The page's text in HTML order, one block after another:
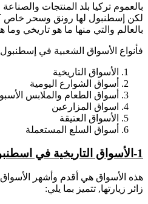
بالعموم تركيا بلد المنتجات
لكن إسطنبول لها رونق وسحر خاص
بالعالم والتي منها ما هو تاريخي
فأنواع الأسواق الشعبية في
الأسواق التاريخية
أسواق الشوارع اليومية
أسواق الطعام والملابس
اسواق المزارعين
الأسواق العتيقة
أسواق السلع المستعملة
1-الأسواق التاريخية في
هذه الأسواق هي أقدم وأشهر
زائر زيارتها, تتميز بما يلي: